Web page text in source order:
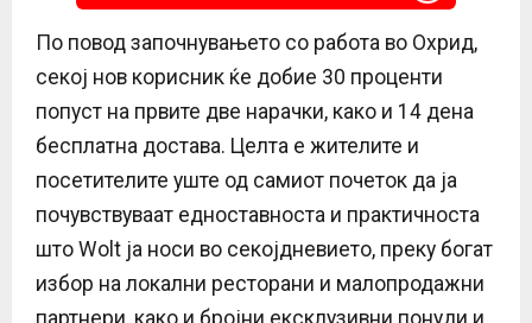
По повод започнувањето со работа во Охрид,
секој нов корисник ќе добие 30 проценти
попуст на првите две нарачки, како и 14 дена
бесплатна достава. Целта е жителите и
посетителите уште од самиот почеток да ја
почувствуваат едноставноста и практичноста
што Wolt ја носи во секојдневието, преку богат
избор на локални ресторани и малопродажни